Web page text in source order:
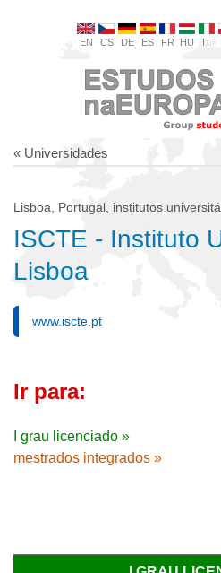
EN CS DE ES FR HU IT
« Universidades
Lisboa, Portugal, institutos
ISCTE - Instituto
Lisboa
www.iscte.pt
Ir para:
I grau licenciado »
mestrados integrados »